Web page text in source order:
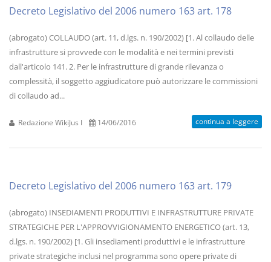
Decreto Legislativo del 2006 numero 163 art. 178
(abrogato) COLLAUDO (art. 11, d.lgs. n. 190/2002) [1. Al collaudo delle
infrastrutture si provvede con le modalità e nei termini previsti
dall'articolo 141. 2. Per le infrastrutture di grande rilevanza o
complessità, il soggetto aggiudicatore può autorizzare le commissioni
di collaudo ad...
Redazione WikiJus I 14/06/2016 continua a leggere
Decreto Legislativo del 2006 numero 163 art. 179
(abrogato) INSEDIAMENTI PRODUTTIVI E INFRASTRUTTURE PRIVATE
STRATEGICHE PER L'APPROVVIGIONAMENTO ENERGETICO (art. 13,
d.lgs. n. 190/2002) [1. Gli insediamenti produttivi e le infrastrutture
private strategiche inclusi nel programma sono opere private di